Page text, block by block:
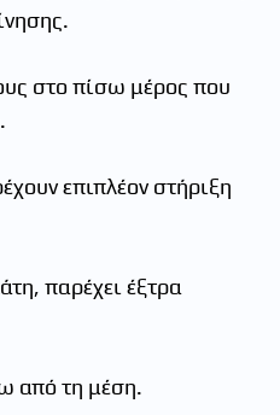
στο πίσω μέρος που
επιπλέον στήριξη
παρέχει έξτρα
από τη μέση.